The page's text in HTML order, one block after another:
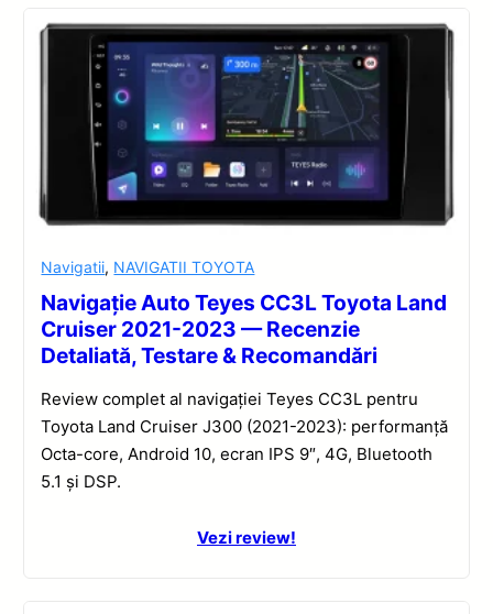
Navigatii, NAVIGATII TOYOTA
Navigație Auto Teyes CC3L Toyota Land
Cruiser 2021-2023 — Recenzie
Detaliată, Testare & Recomandări
Review complet al navigației Teyes CC3L pentru
Toyota Land Cruiser J300 (2021-2023): performanță
Octa-core, Android 10, ecran IPS 9″, 4G, Bluetooth
5.1 și DSP.
Vezi review!